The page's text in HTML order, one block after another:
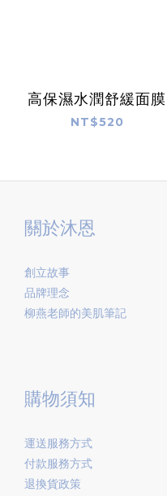
高保濕水潤舒緩面膜
NT$520
關於沐恩
創立故事
品牌理念
柳燕老師的美肌筆記
購物須知
運送服務方式
付款服務方式
退換貨政策